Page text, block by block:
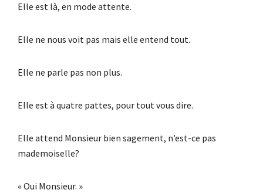
Elle est là, en mode attente.
Elle ne nous voit pas mais elle entend tout.
Elle ne parle pas non plus.
Elle est à quatre pattes, pour tout vous dire.
Elle attend Monsieur bien sagement, n’est-ce pas
mademoiselle?
« Oui Monsieur. »